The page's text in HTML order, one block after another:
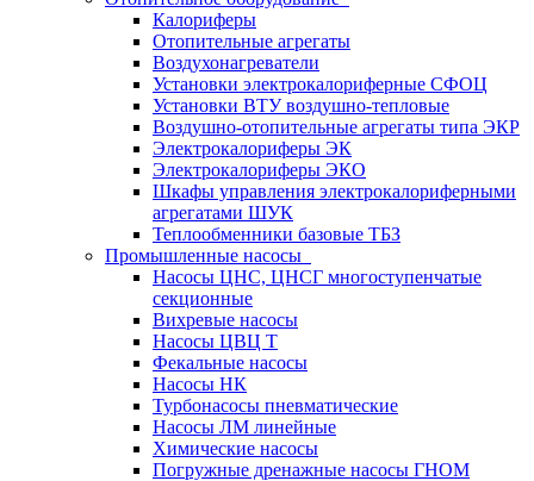
Калориферы
Отопительные агрегаты
Воздухонагреватели
Установки электрокалориферные СФОЦ
Установки ВТУ воздушно-тепловые
Воздушно-отопительные агрегаты типа ЭКР
Электрокалориферы ЭК
Электрокалориферы ЭКО
Шкафы управления электрокалориферными
агрегатами ШУК
Теплообменники базовые ТБЗ
Промышленные насосы
Насосы ЦНС, ЦНСГ многоступенчатые
секционные
Вихревые насосы
Насосы ЦВЦ Т
Фекальные насосы
Насосы НК
Турбонасосы пневматические
Насосы ЛМ линейные
Химические насосы
Погружные дренажные насосы ГНОМ